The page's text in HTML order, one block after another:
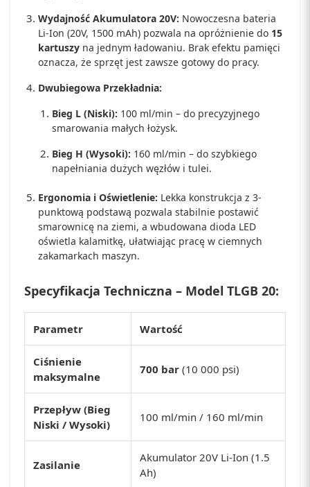
Wydajność Akumulatora 20V: Nowoczesna bateria
Li-Ion (20V, 1500 mAh) pozwala na opróżnienie do 15
kartuszy na jednym ładowaniu. Brak efektu pamięci
oznacza, że sprzęt jest zawsze gotowy do pracy.
Dwubiegowa Przekładnia:
Bieg L (Niski): 100 ml/min – do precyzyjnego
smarowania małych łożysk.
Bieg H (Wysoki): 160 ml/min – do szybkiego
napełniania dużych węzłów i tulei.
Ergonomia i Oświetlenie: Lekka konstrukcja z 3-
punktową podstawą pozwala stabilnie postawić
smarownicę na ziemi, a wbudowana dioda LED
oświetla kalamitkę, ułatwiając pracę w ciemnych
zakamarkach maszyn.
Specyfikacja Techniczna – Model TLGB 20:
Parametr Wartość
Ciśnienie
maksymalne
700 bar (10 000 psi)
Przepływ (Bieg
Niski / Wysoki)
100 ml/min / 160 ml/min
Zasilanie
Akumulator 20V Li-Ion (1.5
Ah)